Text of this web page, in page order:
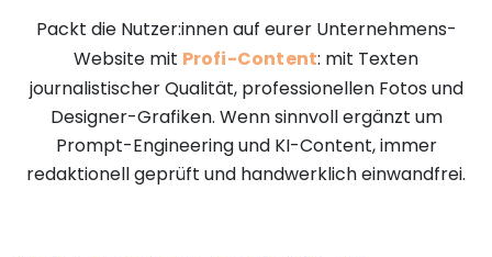
Packt die Nutzer:innen auf eurer Unternehmens-
Website mit Profi-Content: mit Texten
journalistischer Qualität, professionellen Fotos und
Designer-Grafiken. Wenn sinnvoll ergänzt um
Prompt-Engineering und KI-Content, immer
redaktionell geprüft und handwerklich einwandfrei.